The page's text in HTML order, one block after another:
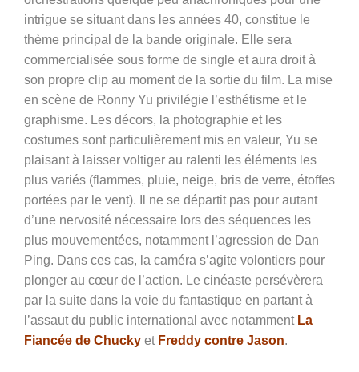
intrigue se situant dans les années 40, constitue le
thème principal de la bande originale. Elle sera
commercialisée sous forme de single et aura droit à
son propre clip au moment de la sortie du film. La mise
en scène de Ronny Yu privilégie l’esthétisme et le
graphisme. Les décors, la photographie et les
costumes sont particulièrement mis en valeur, Yu se
plaisant à laisser voltiger au ralenti les éléments les
plus variés (flammes, pluie, neige, bris de verre, étoffes
portées par le vent). Il ne se départit pas pour autant
d’une nervosité nécessaire lors des séquences les
plus mouvementées, notamment l’agression de Dan
Ping. Dans ces cas, la caméra s’agite volontiers pour
plonger au cœur de l’action. Le cinéaste persévèrera
par la suite dans la voie du fantastique en partant à
l’assaut du public international avec notamment La
Fiancée de Chucky et Freddy contre Jason.